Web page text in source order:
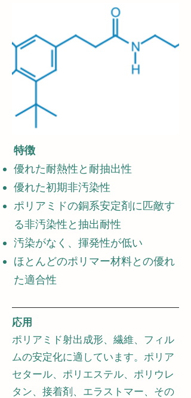
特徴
優れた耐熱性と耐抽出性
優れた初期非汚染性
ポリアミドの銅系安定剤に匹敵す
る非汚染性と抽出耐性
汚染がなく、揮発性が低い
ほとんどのポリマー材料との優れ
た適合性
応用
ポリアミド射出成形、繊維、フィル
ムの安定化に適しています。ポリア
セタール、ポリエステル、ポリウレ
タン、接着剤、エラストマー、その